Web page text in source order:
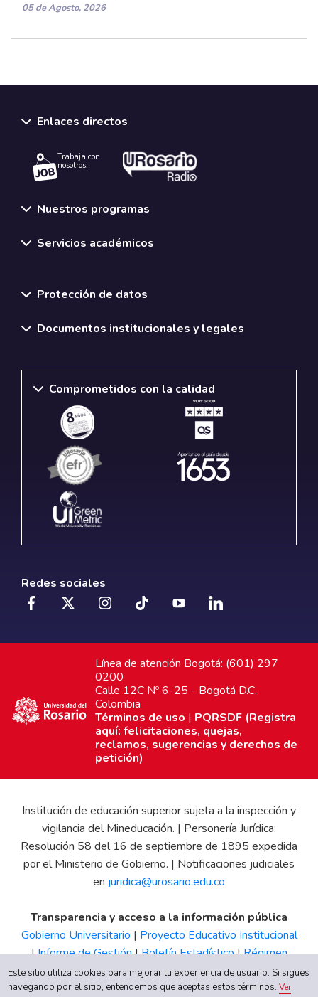
05 de Agosto, 2026
Enlaces directos
Trabaja con
nosotros.
Nuestros programas
Servicios académicos
Protección de datos
Documentos institucionales y legales
Comprometidos con la calidad
Redes sociales
Línea de atención Bogotá: (601) 297
0200
Calle 12C Nº 6-25 - Bogotá D.C.
Colombia
Términos de uso | PQRSDF (Registra
aquí: felicitaciones, quejas,
reclamos, sugerencias y derechos de
petición)
Institución de educación superior sujeta a la inspección y
vigilancia del Mineducación. | Personería Jurídica:
Resolución 58 del 16 de septiembre de 1895 expedida
por el Ministerio de Gobierno. | Notificaciones judiciales
en juridica@urosario.edu.co
Transparencia y acceso a la información pública
Gobierno Universitario | Proyecto Educativo Institucional
|Informe de Gestión|Boletín Estadístico|Régimen
Tributario|Estados Financieros |Código de Ética| Canal
de Integridad UR
Este sitio utiliza cookies para mejorar tu experiencia de usuario. Si sigues
navegando por el sitio, entendemos que aceptas estos términos.Ver